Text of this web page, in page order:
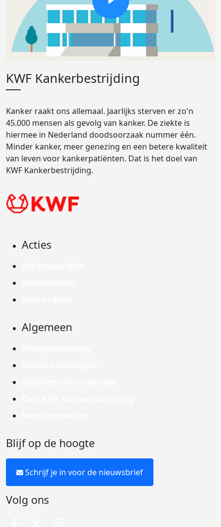
KWF Kankerbestrijding
Kanker raakt ons allemaal. Jaarlijks sterven er zo'n
45.000 mensen als gevolg van kanker. De ziekte is
hiermee in Nederland doodsoorzaak nummer één.
Minder kanker, meer genezing en een betere kwaliteit
van leven voor kankerpatiënten. Dat is het doel van
KWF Kankerbestrijding.
Acties
Algemeen
Blijf op de hoogte
Schrijf je in voor de nieuwsbrief
Volg ons